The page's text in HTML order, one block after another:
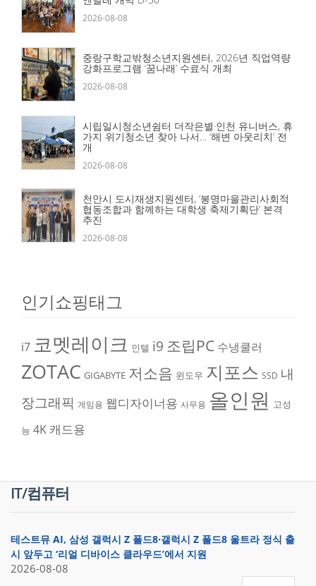
2026-08-08
중랑구학교밖청소년지원센터, 2026년 직업역량
강화프로그램 ‘꿈나래’ 수료식 개최
2026-08-08
시립일시청소년쉼터 더작은별·인천 유니버스, 휴
가지 위기청소년 찾아 나서… ‘해변 아웃리치’ 전
개
2026-08-08
천안시 도시재생지원센터, ‘봉명마을관리사회적
협동조합과 함께하는 대학생 축제기획단’ 본격
추진
2026-08-08
인기쇼핑태그
i7 코멧레이크 인텔 i9 조립PC 수냉쿨러
ZOTAC GIGABYTE 저소음 윈도우 지포스 SSD 내
장그래픽 게임용 웹디자이너용 사무용 올인원 고성
능 4K 캐드용
IT/컴퓨터
테스트뮤 AI, 삼성 갤럭시 Z 폴드8·갤럭시 Z 폴드8 울트라 정식 출
시 앞두고 ‘리얼 디바이스 클라우드’에서 지원
2026-08-08